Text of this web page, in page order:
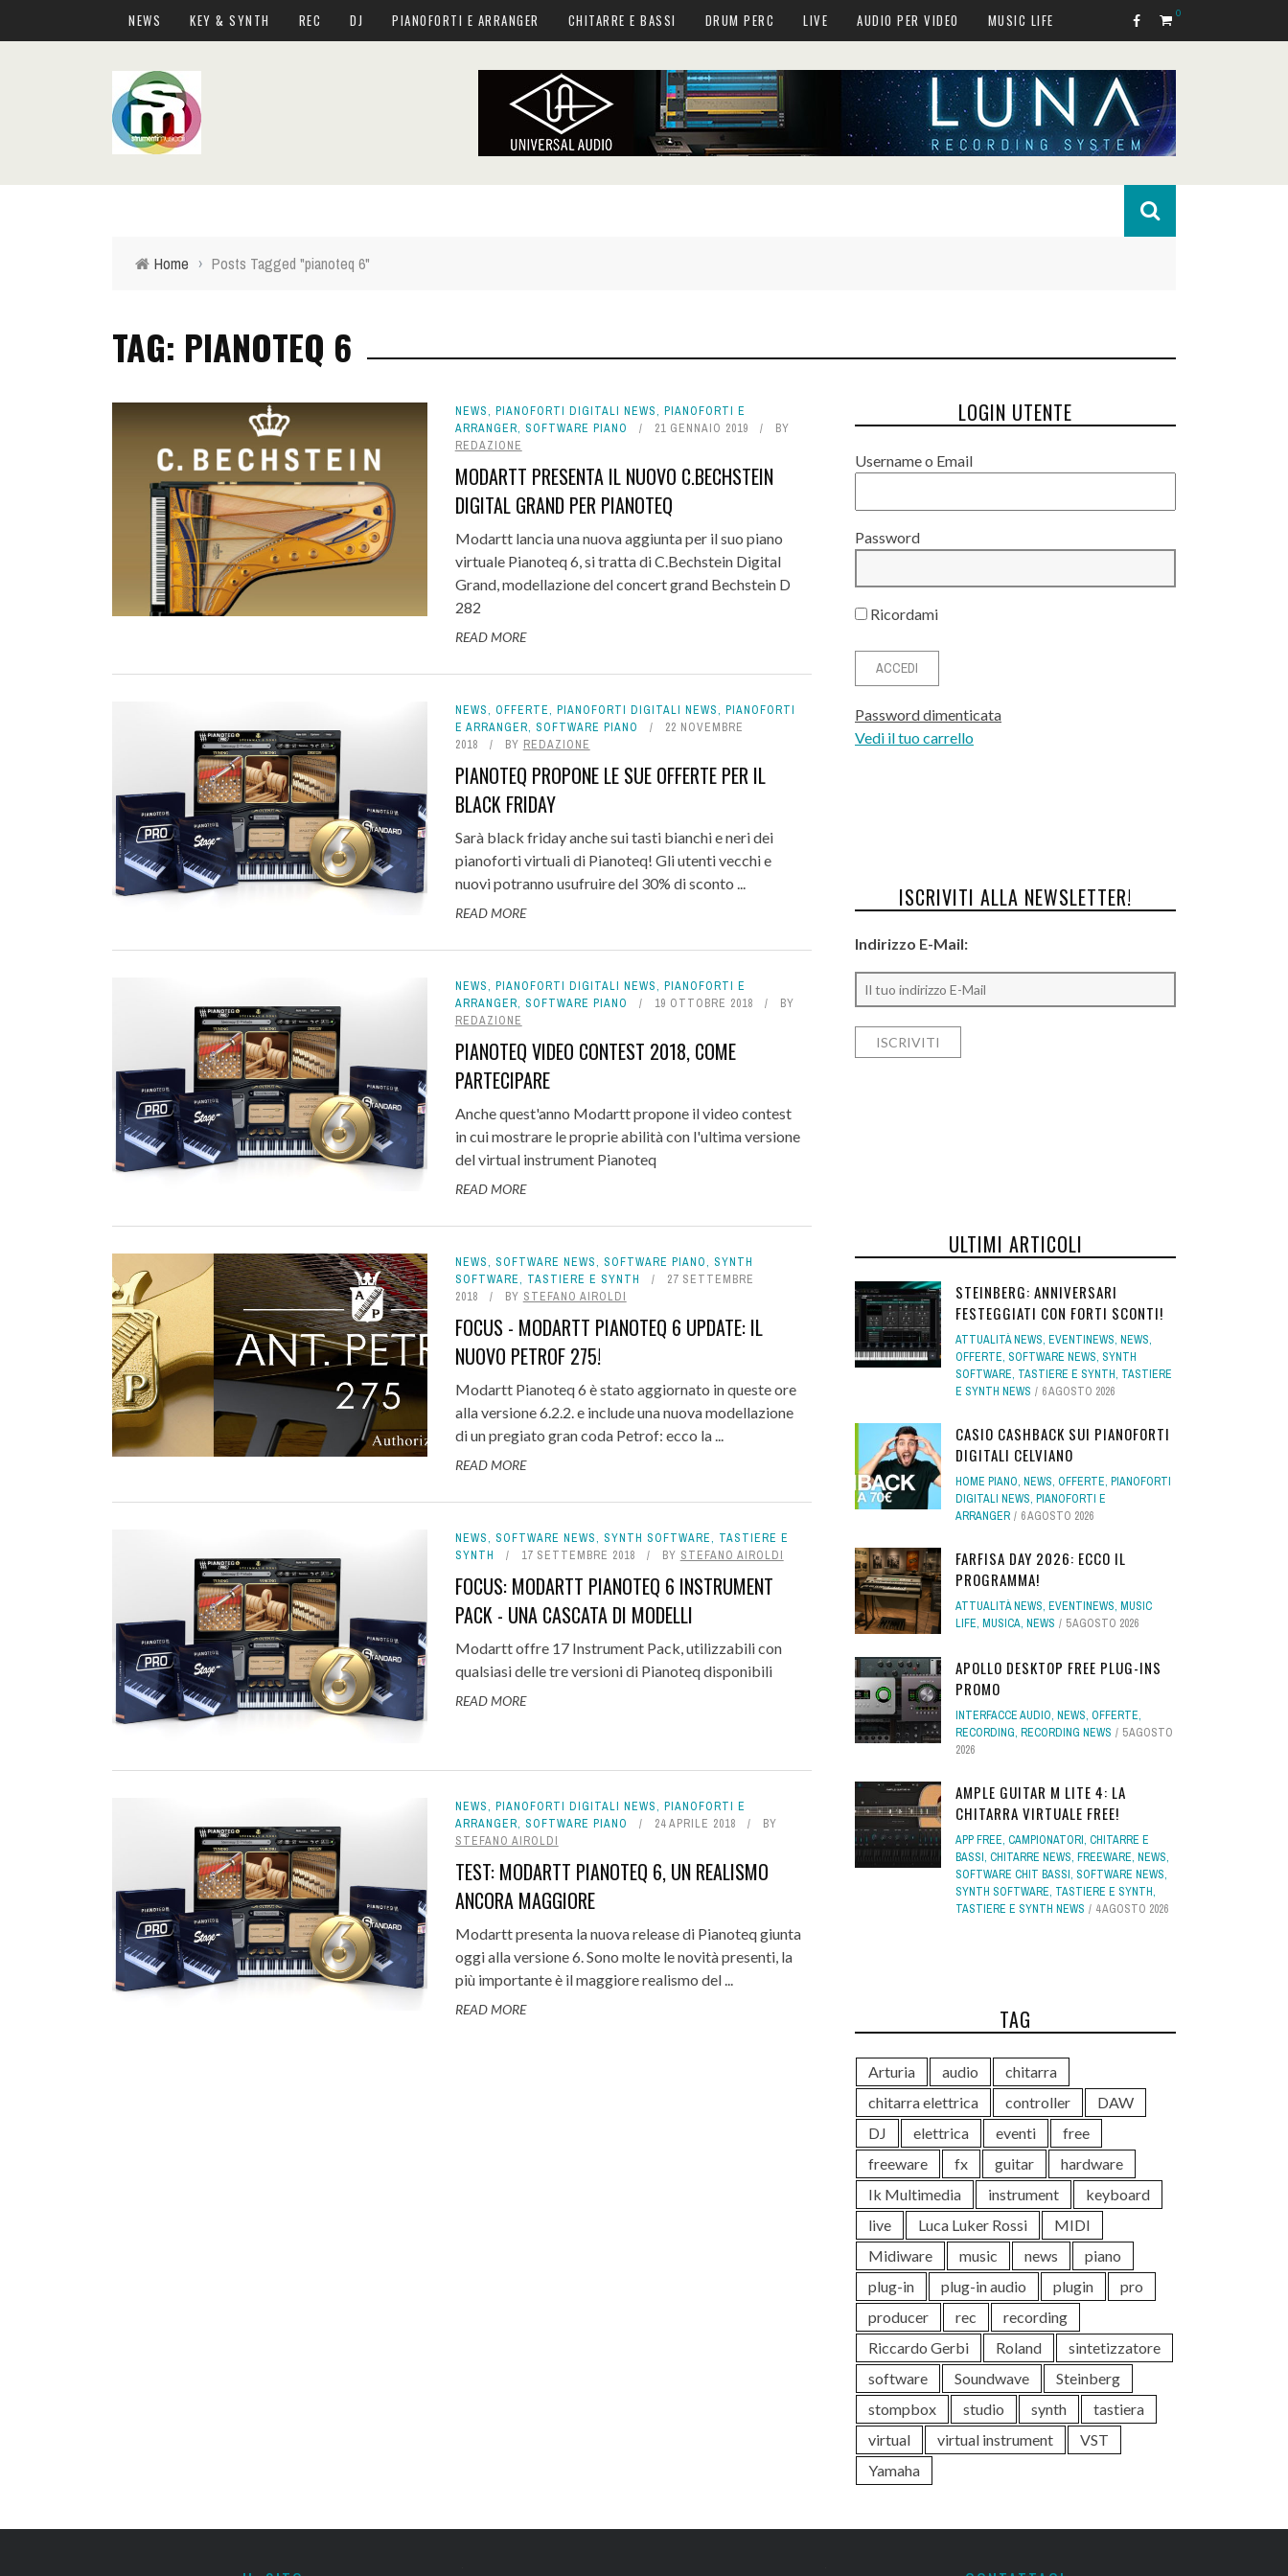
NEWS KEY & SYNTH REC DJ PIANOFORTI E ARRANGER CHITARRE E BASSI DRUM PERC LIVE AUDIO PER VIDEO MUSIC LIFE 0
Home › Posts Tagged "pianoteq 6"
TAG: PIANOTEQ 6
NEWS, PIANOFORTI DIGITALI NEWS, PIANOFORTI E
ARRANGER, SOFTWARE PIANO 21 GENNAIO 2019
BY
REDAZIONE
MODARTT PRESENTA IL NUOVO C.BECHSTEIN
DIGITAL GRAND PER PIANOTEQ
Modartt lancia una nuova aggiunta per il suo piano
virtuale Pianoteq 6, si tratta di C.Bechstein Digital
Grand, modellazione del concert grand Bechstein D
282
READ MORE
NEWS, OFFERTE, PIANOFORTI DIGITALI NEWS, PIANOFORTI
E ARRANGER, SOFTWARE PIANO
22 NOVEMBRE
2018
BY REDAZIONE
PIANOTEQ PROPONE LE SUE OFFERTE PER IL
BLACK FRIDAY
Sarà black friday anche sui tasti bianchi e neri dei
pianoforti virtuali di Pianoteq! Gli utenti vecchi e
nuovi potranno usufruire del 30% di sconto ...
READ MORE
NEWS, PIANOFORTI DIGITALI NEWS, PIANOFORTI E
ARRANGER, SOFTWARE PIANO 19 OTTOBRE 2018
BY
REDAZIONE
PIANOTEQ VIDEO CONTEST 2018, COME
PARTECIPARE
Anche quest'anno Modartt propone il video contest
in cui mostrare le proprie abilità con l'ultima versione
del virtual instrument Pianoteq
READ MORE
NEWS, SOFTWARE NEWS, SOFTWARE PIANO, SYNTH
SOFTWARE, TASTIERE E SYNTH
27 SETTEMBRE
2018
BY STEFANO AIROLDI
FOCUS - MODARTT PIANOTEQ 6 UPDATE: IL
NUOVO PETROF 275!
Modartt Pianoteq 6 è stato aggiornato in queste ore
alla versione 6.2.2. e include una nuova modellazione
di un pregiato gran coda Petrof: ecco la ...
READ MORE
NEWS, SOFTWARE NEWS, SYNTH SOFTWARE, TASTIERE E
SYNTH
17 SETTEMBRE 2018 BY STEFANO AIROLDI
FOCUS: MODARTT PIANOTEQ 6 INSTRUMENT
PACK - UNA CASCATA DI MODELLI
Modartt offre 17 Instrument Pack, utilizzabili con
qualsiasi delle tre versioni di Pianoteq disponibili
READ MORE
NEWS, PIANOFORTI DIGITALI NEWS, PIANOFORTI E
ARRANGER, SOFTWARE PIANO 24 APRILE 2018
BY
STEFANO AIROLDI
TEST: MODARTT PIANOTEQ 6, UN REALISMO
ANCORA MAGGIORE
Modartt presenta la nuova release di Pianoteq giunta
oggi alla versione 6. Sono molte le novità presenti, la
più importante è il maggiore realismo del ...
READ MORE
LOGIN UTENTE
Username o Email
Password
Ricordami
Password dimenticata
Vedi il tuo carrello
ISCRIVITI ALLA NEWSLETTER!
Indirizzo E-Mail:
ULTIMI ARTICOLI
STEINBERG: ANNIVERSARI
FESTEGGIATI CON FORTI SCONTI!
ATTUALITÀ NEWS, EVENTINEWS, NEWS,
OFFERTE, SOFTWARE NEWS, SYNTH
SOFTWARE, TASTIERE E SYNTH, TASTIERE
E SYNTH NEWS
6 AGOSTO 2026
CASIO CASHBACK SUI PIANOFORTI
DIGITALI CELVIANO
HOME PIANO, NEWS, OFFERTE, PIANOFORTI
DIGITALI NEWS, PIANOFORTI E
ARRANGER
6 AGOSTO 2026
FARFISA DAY 2026: ECCO IL
PROGRAMMA!
ATTUALITÀ NEWS, EVENTINEWS, MUSIC
LIFE, MUSICA, NEWS 5 AGOSTO 2026
APOLLO DESKTOP FREE PLUG-INS
PROMO
INTERFACCE AUDIO, NEWS, OFFERTE,
RECORDING, RECORDING NEWS
5 AGOSTO
2026
AMPLE GUITAR M LITE 4: LA
CHITARRA VIRTUALE FREE!
APP FREE, CAMPIONATORI, CHITARRE E
BASSI, CHITARRE NEWS, FREEWARE, NEWS,
SOFTWARE CHIT BASSI, SOFTWARE NEWS,
SYNTH SOFTWARE, TASTIERE E SYNTH,
TASTIERE E SYNTH NEWS
4 AGOSTO 2026
TAG
Arturia audio
chitarra
chitarra elettrica
controller
DAW
DJ
elettrica eventi
free
freeware
fx guitar
hardware
Ik Multimedia
instrument
keyboard
live
Luca Luker Rossi
MIDI
Midiware
music news
piano
plug-in
plug-in audio plugin
pro
producer
rec
recording
Riccardo Gerbi
Roland
sintetizzatore
software
Soundwave
Steinberg
stompbox
studio synth
tastiera
virtual
virtual instrument
VST
Yamaha